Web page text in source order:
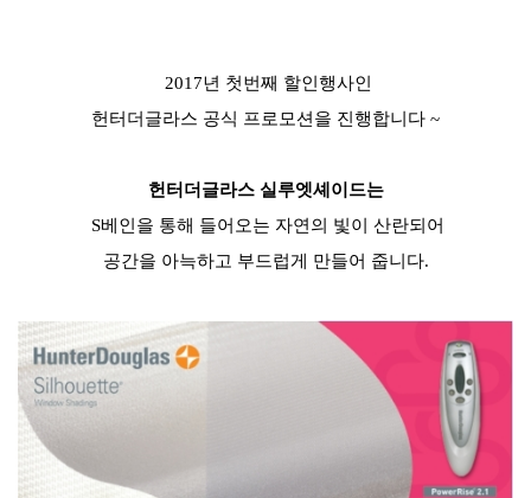
2017년 첫번째 할인행사인
헌터더글라스 공식 프로모션을 진행합니다 ~
헌터더글라스 실루엣셰이드는
S베인을 통해 들어오는 자연의 빛이 산란되어
공간을 아늑하고 부드럽게 만들어 줍니다.